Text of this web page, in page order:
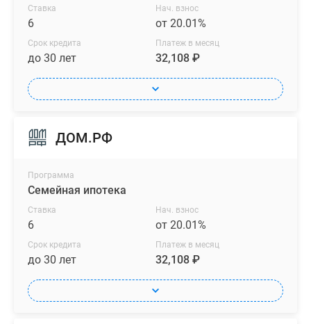
Ставка
6
Нач. взнос
от 20.01%
Срок кредита
до 30 лет
Платеж в месяц
32,108 ₽
ДОМ.РФ
Программа
Семейная ипотека
Ставка
6
Нач. взнос
от 20.01%
Срок кредита
до 30 лет
Платеж в месяц
32,108 ₽